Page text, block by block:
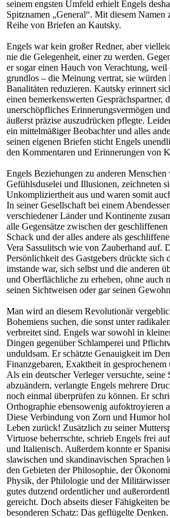
seinem engsten Umfeld erhielt Engels
Spitznamen „General“. Mit diesem Namen
Reihe von Briefen an Kautsky.
Engels war kein großer Redner, aber
nie die Gelegenheit, einer zu werden.
er sogar einen Hauch von Verachtung, weil
grundlos – die Meinung vertrat, sie würden
Banalitäten reduzieren. Kautsky erinnert
einen bemerkenswerten Gesprächspartner,
unerschöpfliches Erinnerungsvermögen
äußerst präzise auszudrücken pflegte.
ein mittelmäßiger Beobachter und alles
seinen eigenen Briefen sticht Engels
den Kommentaren und Erinnerungen von
Engels Beziehungen zu anderen
Gefühlsduselei und Illusionen, zeichneten
Unkompliziertheit aus und waren somit
In seiner Gesellschaft bei einem
verschiedener Länder und Kontinente
alle Gegensätze zwischen der
Schack und der alles andere als
Vera Sassulitsch wie von Zauberhand auf.
Persönlichkeit des Gastgebers drückte sich
imstande war, sich selbst und die anderen
und Oberflächliche zu erheben, ohne auch
seinen Sichtweisen oder gar seinen
Man wird an diesem Revolutionär
Bohemiens suchen, die sonst unter
verbreitet sind. Engels war sowohl in
Dingen gegenüber Schlamperei und
unduldsam. Er schätzte Genauigkeit im
Finanzgebaren, Exaktheit in
Als ein deutscher Verleger versuchte, seine
abzuändern, verlangte Engels mehrere
noch einmal überprüfen zu können. Er
Orthographie ebensowenig aufoktroyieren
Diese Verbindung von Zorn und Humor
Leben zurück! Zusätzlich zu seiner
Virtuose beherrschte, schrieb Engels frei
und Italienisch. Außerdem konnte er
slawischen und skandinavischen Sprachen
den Gebieten der Philosophie, der
Physik, der Philologie und der
gutes dutzend ordentlicher und
gereicht. Doch abseits dieser Fähigkeiten
besonderen Schatz: Das geflügelte Denken.